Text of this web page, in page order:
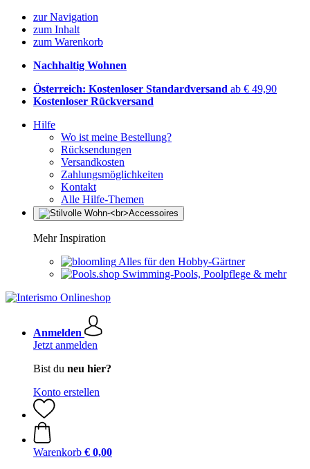
zur Navigation
zum Inhalt
zum Warenkorb
Nachhaltig Wohnen
Österreich: Kostenloser Standardversand ab € 49,90
Kostenloser Rückversand
Hilfe
Wo ist meine Bestellung?
Rücksendungen
Versandkosten
Zahlungsmöglichkeiten
Kontakt
Alle Hilfe-Themen
Mehr Inspiration
Alles für den Hobby-Gärtner
Swimming-Pools, Poolpflege & mehr
Anmelden
Jetzt anmelden
Bist du neu hier?
Konto erstellen
Warenkorb € 0,00